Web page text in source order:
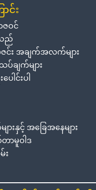
င်း
ဝင်
ည်
င်း အချက်အလက်များ
ပ်ချက်များ
ါင်းပါ
းနှင့် အခြေအနေများ
မူဝါဒ